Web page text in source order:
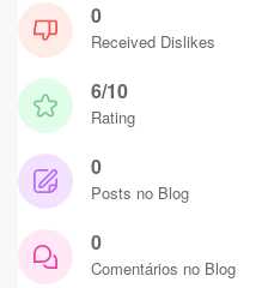
0
Received Dislikes
6/10
Rating
0
Posts no Blog
0
Comentários no Blog